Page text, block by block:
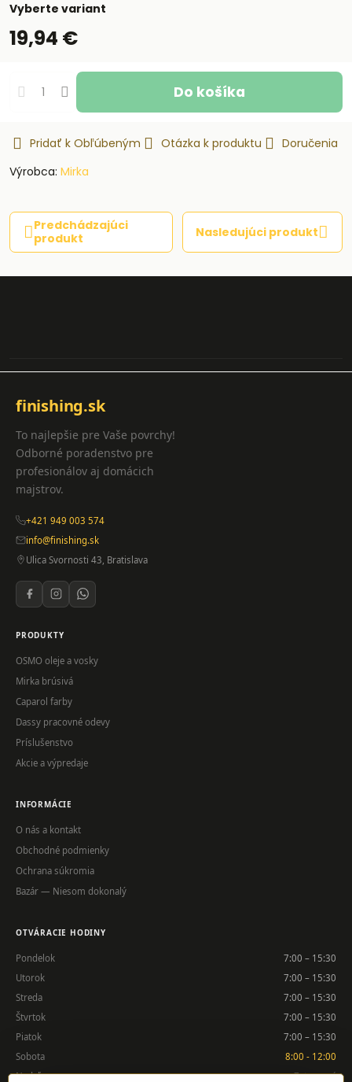
Vyberte variant
19,94 €
Do košíka
Pridať k Obľúbeným Otázka k produktu
Doručenia
Výrobca: Mirka
Predchádzajúci
produkt
Nasledujúci produkt
finishing.sk
To najlepšie pre Vaše povrchy!
Odborné poradenstvo pre
profesionálov aj domácich
majstrov.
+421 949 003 574
info@finishing.sk
Ulica Svornosti 43, Bratislava
PRODUKTY
OSMO oleje a vosky
Mirka brúsivá
Caparol farby
Dassy pracovné odevy
Príslušenstvo
Akcie a výpredaje
INFORMÁCIE
O nás a kontakt
Obchodné podmienky
Ochrana súkromia
Bazár — Niesom dokonalý
OTVÁRACIE HODINY
Pondelok
7:00 – 15:30
Utorok
7:00 – 15:30
Streda
7:00 – 15:30
Štvrtok
7:00 – 15:30
Piatok
7:00 – 15:30
Sobota
8:00 - 12:00
Nedeľa
Zatvorené